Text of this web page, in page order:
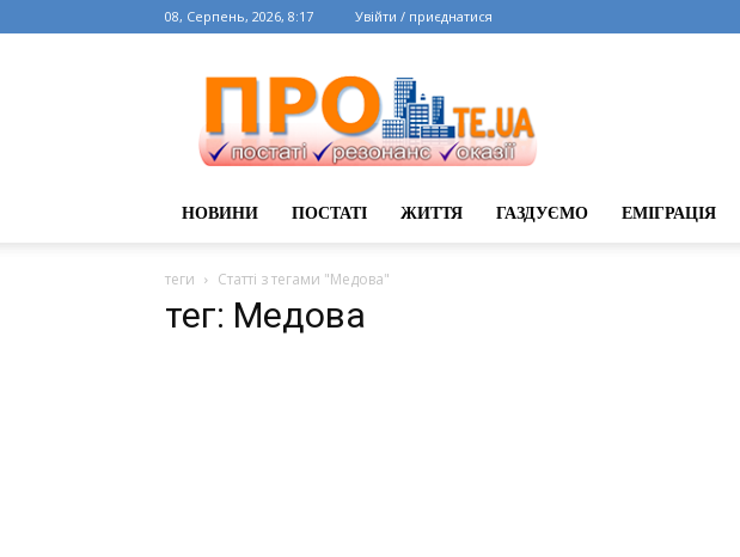
08, Серпень, 2026, 8:17 Увійти / приєднатися
НОВИНИ ПОСТАТІ ЖИТТЯ ГАЗДУЄМО ЕМІГРАЦІЯ
теги Статті з тегами "Медова"
тег: Медова